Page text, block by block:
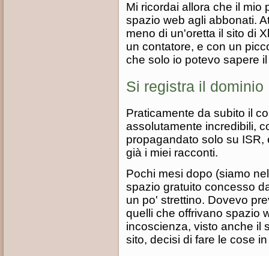
Mi ricordai allora che il mio
spazio web agli abbonati.
meno di un'oretta il sito di
un contatore, e con un
che solo io potevo sapere
Si registra il dominio
Praticamente da subito il
assolutamente incredibili,
propagandato solo su
già i miei racconti.
Pochi mesi dopo (siamo
spazio gratuito concesso
un po' strettino. Dovevo
quelli che offrivano spazio
incoscienza, visto anche il
sito, decisi di fare le cose